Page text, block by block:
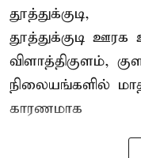
தூத்துக்குடி,
தூத்துக்குடி ஊரக
விளாத்திகுளம்,
நிலையங்களில்
காரணமாக